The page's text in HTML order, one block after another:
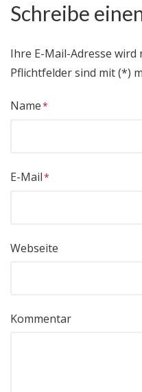
Schreibe
Ihre E-Mail-Adresse
Pflichtfelder sind mit (*)
Name
E-Mail
Webseite
Kommentar